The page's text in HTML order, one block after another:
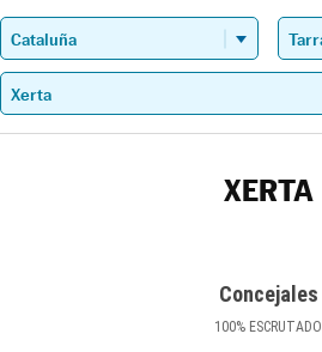
XERTA
Concejales
100% ESCRUTADO